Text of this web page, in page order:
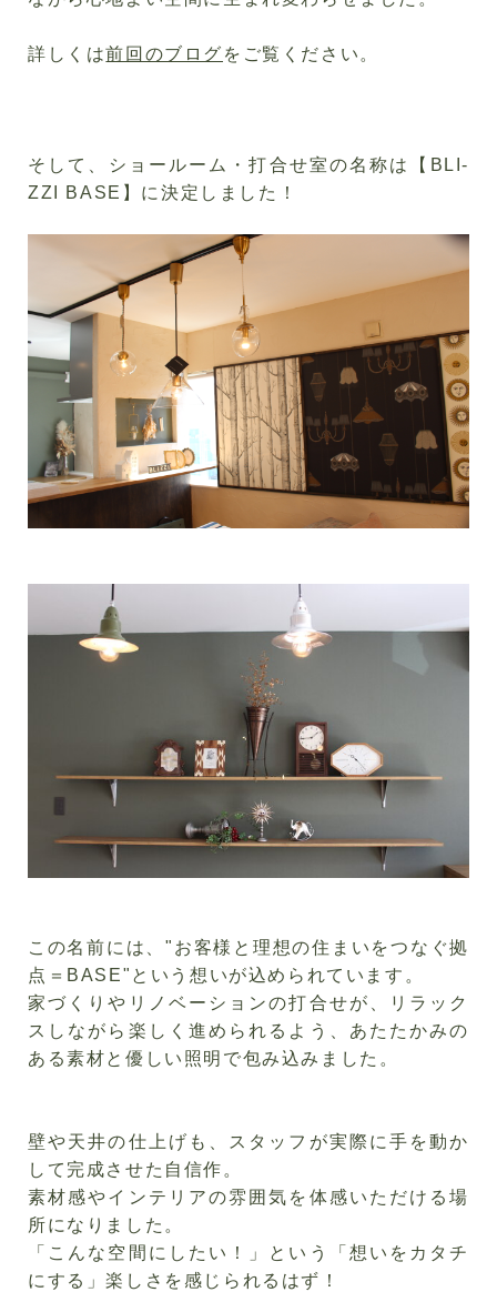
詳しくは前回のブログ をご覧ください。
そして、ショールーム・打合せ室の名称は【 BLI-
ZZI BASE 】に決定しました！
この名前には、" お客様と理想の住まいをつなぐ拠
点＝ BASE" という想いが込められています。
家づくりやリノベーションの打合せが、リラック
スしながら楽しく進められるよう、あたたかみの
ある素材と優しい照明で包み込みました。
壁や天井の仕上げも、スタッフが実際に手を動か
して完成させた自信作。
素材感やインテリアの雰囲気を体感いただける場
所になりました。
「こんな空間にしたい！」という「想いをカタチ
にする」楽しさを感じられるはず！